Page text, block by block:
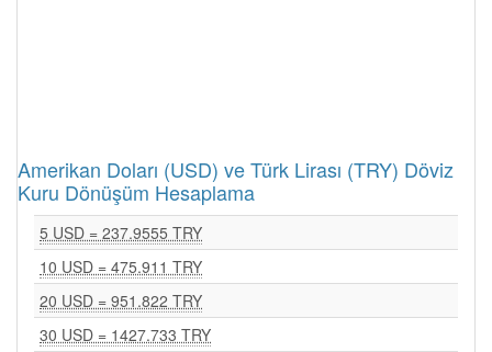
Amerikan Doları (USD) ve Türk Lirası (TRY) Döviz
Kuru Dönüşüm Hesaplama
5 USD = 237.9555 TRY
10 USD = 475.911 TRY
20 USD = 951.822 TRY
30 USD = 1427.733 TRY